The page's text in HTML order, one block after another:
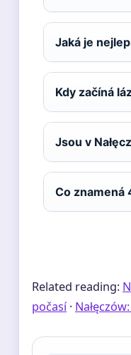
Jaká je
Kdy začíná
Jsou v
Co znamená
Related reading:
počasí·